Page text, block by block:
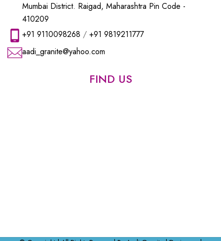
Mumbai District. Raigad, Maharashtra Pin Code -
410209
+91 9110098268 / +91 9819211777
aadi_granite@yahoo.com
FIND US